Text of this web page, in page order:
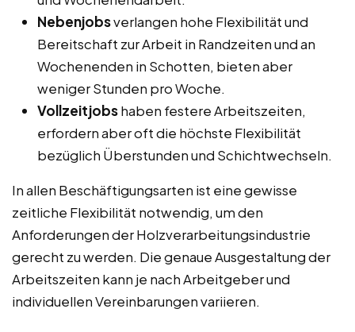
Nebenjobsverlangen hohe Flexibilität und
Bereitschaft zur Arbeit in Randzeiten und an
Wochenenden in Schotten, bieten aber
weniger Stunden pro Woche.
Vollzeitjobshaben festere Arbeitszeiten,
erfordern aber oft die höchste Flexibilität
bezüglich Überstunden und Schichtwechseln.
In allen Beschäftigungsarten ist eine gewisse
zeitliche Flexibilität notwendig, um den
Anforderungen der Holzverarbeitungsindustrie
gerecht zu werden. Die genaue Ausgestaltung der
Arbeitszeiten kann je nach Arbeitgeber und
individuellen Vereinbarungen variieren.